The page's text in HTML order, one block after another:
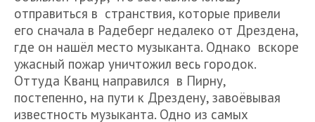
отправиться в странствия, которые привели
его сначала в Радеберг недалеко от Дрездена,
где он нашёл место музыканта. Однако вскоре
ужасный пожар уничтожил весь городок.
Оттуда Кванц направился в Пирну,
постепенно, на пути к Дрездену, завоёвывая
известность музыканта. Одно из самых